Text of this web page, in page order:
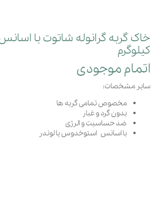
کیلوگرم
اتمام موجودی
سایر مشخصات:
مخصوص تمامی گربه ها
بدون گرد و غبار
ضد حساسیت و الرژی
با اسانس استوخدوس یا لوندر